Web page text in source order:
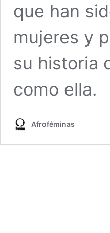
que han
mujeres y
su historia
como ella.
Afroféminas